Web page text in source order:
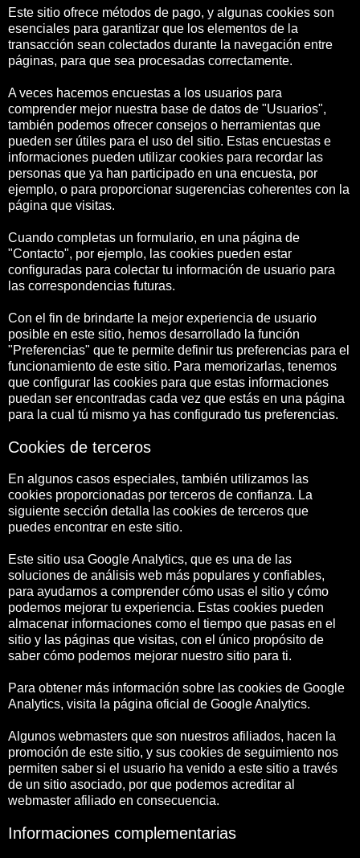
Este sitio ofrece métodos de pago, y algunas cookies son
esenciales para garantizar que los elementos de la
transacción sean colectados durante la navegación entre
páginas, para que sea procesadas correctamente.
A veces hacemos encuestas a los usuarios para
comprender mejor nuestra base de datos de "Usuarios",
también podemos ofrecer consejos o herramientas que
pueden ser útiles para el uso del sitio. Estas encuestas e
informaciones pueden utilizar cookies para recordar las
personas que ya han participado en una encuesta, por
ejemplo, o para proporcionar sugerencias coherentes con la
página que visitas.
Cuando completas un formulario, en una página de
"Contacto", por ejemplo, las cookies pueden estar
configuradas para colectar tu información de usuario para
las correspondencias futuras.
Con el fin de brindarte la mejor experiencia de usuario
posible en este sitio, hemos desarrollado la función
"Preferencias" que te permite definir tus preferencias para el
funcionamiento de este sitio. Para memorizarlas, tenemos
que configurar las cookies para que estas informaciones
puedan ser encontradas cada vez que estás en una página
para la cual tú mismo ya has configurado tus preferencias.
Cookies de terceros
En algunos casos especiales, también utilizamos las
cookies proporcionadas por terceros de confianza. La
siguiente sección detalla las cookies de terceros que
puedes encontrar en este sitio.
Este sitio usa Google Analytics, que es una de las
soluciones de análisis web más populares y confiables,
para ayudarnos a comprender cómo usas el sitio y cómo
podemos mejorar tu experiencia. Estas cookies pueden
almacenar informaciones como el tiempo que pasas en el
sitio y las páginas que visitas, con el único propósito de
saber cómo podemos mejorar nuestro sitio para ti.
Para obtener más información sobre las cookies de Google
Analytics, visita la página oficial de Google Analytics.
Algunos webmasters que son nuestros afiliados, hacen la
promoción de este sitio, y sus cookies de seguimiento nos
permiten saber si el usuario ha venido a este sitio a través
de un sitio asociado, por que podemos acreditar al
webmaster afiliado en consecuencia.
Informaciones complementarias